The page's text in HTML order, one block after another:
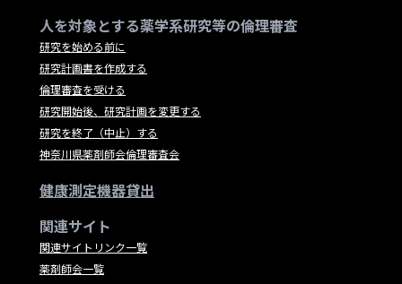
人を対象とする薬学系研究等の倫理審査
研究を始める前に
研究計画書を作成する
倫理審査を受ける
研究開始後、研究計画を変更する
研究を終了（中止）する
神奈川県薬剤師会倫理審査会
健康測定機器貸出
関連サイト
関連サイトリンク一覧
薬剤師会一覧